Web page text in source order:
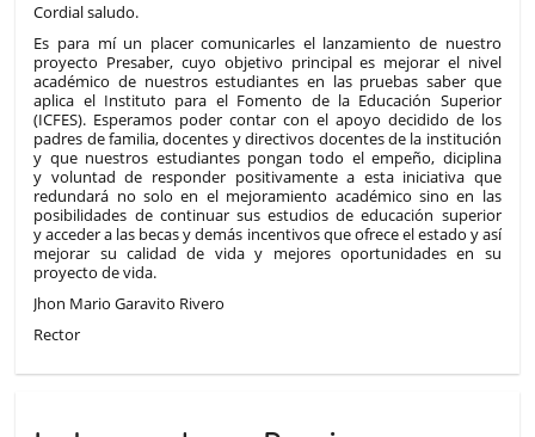
Cordial saludo.
Es para mí un placer comunicarles el lanzamiento de nuestro
proyecto Presaber, cuyo objetivo principal es mejorar el nivel
académico de nuestros estudiantes en las pruebas saber que
aplica el Instituto para el Fomento de la Educación Superior
(ICFES). Esperamos poder contar con el apoyo decidido de los
padres de familia, docentes y directivos docentes de la institución
y que nuestros estudiantes pongan todo el empeño, diciplina
y voluntad de responder positivamente a esta iniciativa que
redundará no solo en el mejoramiento académico sino en las
posibilidades de continuar sus estudios de educación superior
y acceder a las becas y demás incentivos que ofrece el estado y así
mejorar su calidad de vida y mejores oportunidades en su
proyecto de vida.
Jhon Mario Garavito Rivero
Rector